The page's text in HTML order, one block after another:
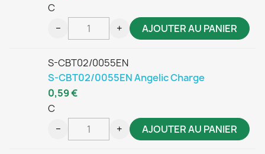
C
− + AJOUTER AU PANIER
S-CBT02/0055EN
S-CBT02/0055EN Angelic Charge
C
0,59 €
− + AJOUTER AU PANIER